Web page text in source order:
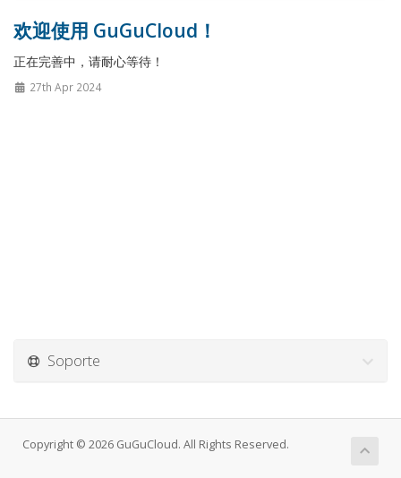
欢迎使用 GuGuCloud！
正在完善中，请耐心等待！
27th Apr 2024
Soporte
Copyright © 2026 GuGuCloud. All Rights Reserved.